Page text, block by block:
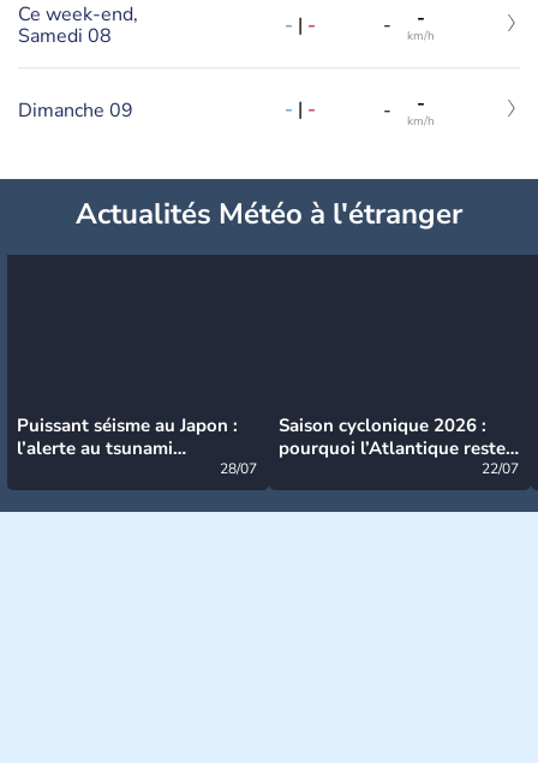
Ce week-end,
Samedi 08
- | - - -
km/h
Dimanche 09 - | - - -
km/h
Actualités Météo à l'étranger
Puissant séisme au Japon :
l’alerte au tsunami
28/07
Saison cyclonique 2026 :
pourquoi l’Atlantique reste
22/07